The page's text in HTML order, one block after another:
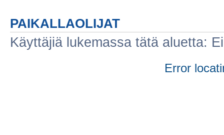
PAIKALLAOLIJAT
Käyttäjiä lukemassa tätä aluetta:
Error